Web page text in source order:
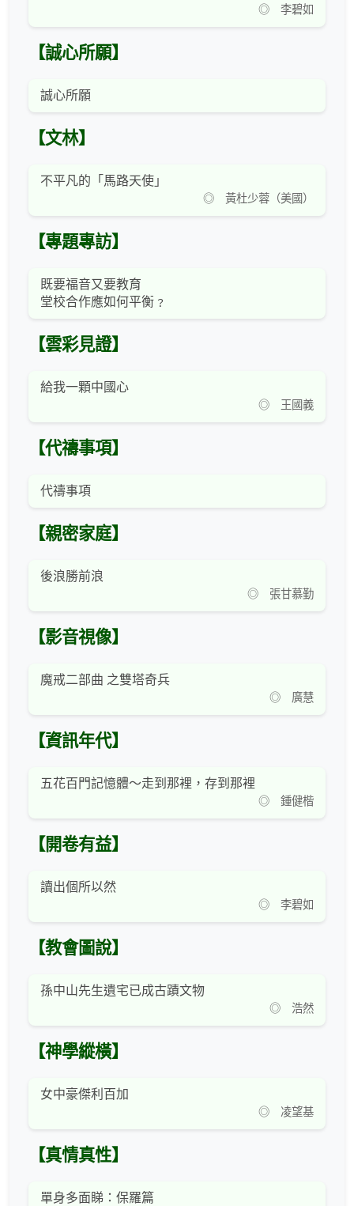
◎ 李碧如
【誠心所願】
誠心所願
【文林】
不平凡的「馬路天使」
◎ 黃杜少蓉（美國）
【專題專訪】
既要福音又要教育
堂校合作應如何平衡﹖
【雲彩見證】
給我一顆中國心
◎ 王國義
【代禱事項】
代禱事項
【親密家庭】
後浪勝前浪
◎ 張甘慕勤
【影音視像】
魔戒二部曲 之雙塔奇兵
◎ 廣慧
【資訊年代】
五花百門記憶體～走到那裡，存到那裡
◎ 鍾健楷
【開卷有益】
讀出個所以然
◎ 李碧如
【教會圖說】
孫中山先生遺宅已成古蹟文物
◎ 浩然
【神學縱橫】
女中豪傑利百加
◎ 凌望基
【真情真性】
單身多面睇：保羅篇